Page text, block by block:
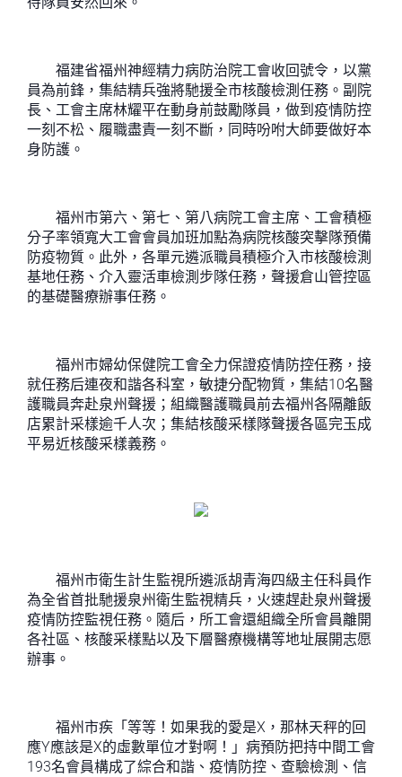
福建省福州神經精力病防治院工會收回號令，以黨
員為前鋒，集結精兵強將馳援全市核酸檢測任務。副院
長、工會主席林耀平在動身前鼓勵隊員，做到疫情防控
一刻不松、履職盡責一刻不斷，同時吩咐大師要做好本
身防護。
福州市第六、第七、第八病院工會主席、工會積極
分子率領寬大工會會員加班加點為病院核酸突擊隊預備
防疫物質。此外，各單元遴派職員積極介入市核酸檢測
基地任務、介入靈活車檢測步隊任務，聲援倉山管控區
的基礎醫療辦事任務。
福州市婦幼保健院工會全力保證疫情防控任務，接
就任務后連夜和諧各科室，敏捷分配物質，集結10名醫
護職員奔赴泉州聲援；組織醫護職員前去福州各隔離飯
店累計采樣逾千人次；集結核酸采樣隊聲援各區完玉成
平易近核酸采樣義務。
福州市衛生計生監視所遴派胡青海四級主任科員作
為全省首批馳援泉州衛生監視精兵，火速趕赴泉州聲援
疫情防控監視任務。隨后，所工會還組織全所會員離開
各社區、核酸采樣點以及下層醫療機構等地址展開志愿
辦事。
福州市疾「等等！如果我的愛是X，那林天秤的回
應Y應該是X的虛數單位才對啊！」病預防把持中間工會
193名會員構成了綜合和諧、疫情防控、查驗檢測、信